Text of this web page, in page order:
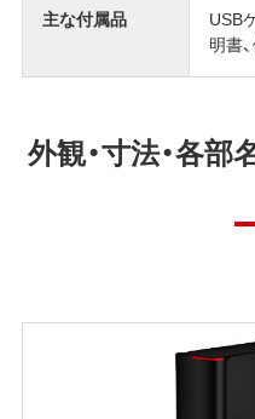
主な付属品
USB
明書
外観・寸法・各